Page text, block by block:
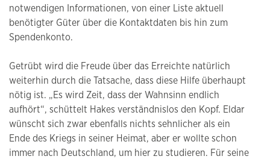
notwendigen Informationen, von einer Liste aktuell
benötigter Güter über die Kontaktdaten bis hin zum
Spendenkonto.
Getrübt wird die Freude über das Erreichte natürlich
weiterhin durch die Tatsache, dass diese Hilfe überhaupt
nötig ist. „Es wird Zeit, dass der Wahnsinn endlich
aufhört“, schüttelt Hakes verständnislos den Kopf. Eldar
wünscht sich zwar ebenfalls nichts sehnlicher als ein
Ende des Kriegs in seiner Heimat, aber er wollte schon
immer nach Deutschland, um hier zu studieren. Für seine